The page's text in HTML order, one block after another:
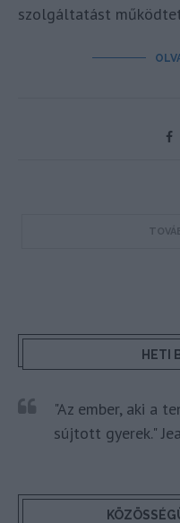
szolgáltatást
HETI
"Az ember, aki a
sújtott gyerek."